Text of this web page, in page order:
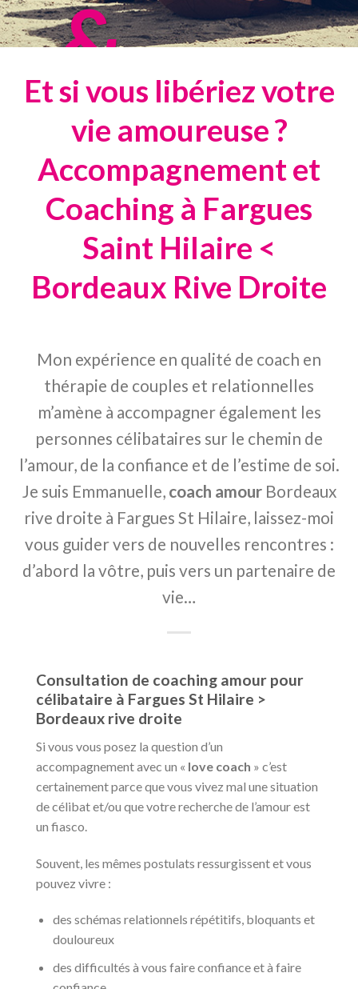
&
Et si vous libériez votre
vie amoureuse ?
Accompagnement et
Coaching à Fargues
Saint Hilaire <
Bordeaux Rive Droite
Mon expérience en qualité de coach en
thérapie de couples et relationnelles
m’amène à accompagner également les
personnes célibataires sur le chemin de
l’amour, de la confiance et de l’estime de soi.
Je suis Emmanuelle, coach amour Bordeaux
rive droite à Fargues St Hilaire, laissez-moi
vous guider vers de nouvelles rencontres :
d’abord la vôtre, puis vers un partenaire de
vie…
Consultation de coaching amour pour
célibataire à Fargues St Hilaire >
Bordeaux rive droite
Si vous vous posez la question d’un
accompagnement avec un « love coach » c’est
certainement parce que vous vivez mal une situation
de célibat et/ou que votre recherche de l’amour est
un fiasco.
Souvent, les mêmes postulats ressurgissent et vous
pouvez vivre :
des schémas relationnels répétitifs, bloquants et
douloureux
des difficultés à vous faire confiance et à faire